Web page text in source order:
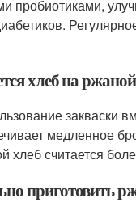
пробиотиками,
хлеб на
закваски
медленное
хлеб считается
приготовить